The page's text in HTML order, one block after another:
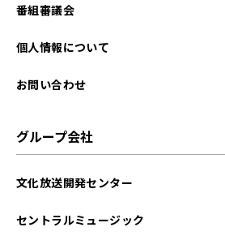
番組審議会
個人情報について
お問い合わせ
グループ会社
文化放送開発センター
セントラルミュージック